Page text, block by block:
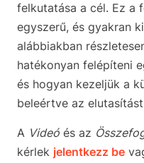
felkutatása a cél. Ez a
egyszerű, és gyakran
alábbiakban
hatékonyan felépíteni
és hogyan kezeljük a
beleértve az
A Videó és az
kérlek jelentkezz be